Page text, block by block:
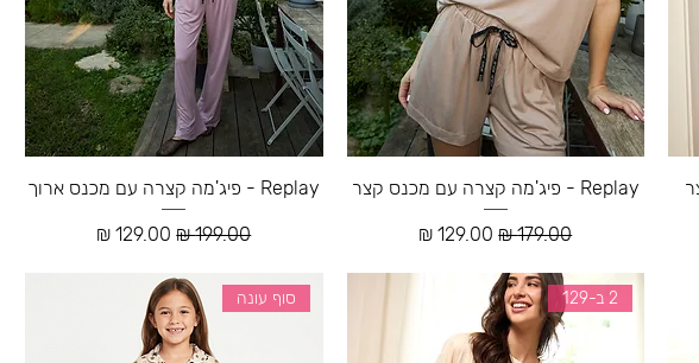
Replay - פיג'מה קצרה עם מכנס קצר
מחיר רגיל‏179.00 ‏₪ מחיר מבצע
Replay - פיג'מה קצרה עם מכנס ארוך
מחיר רגיל‏199.00 ‏₪ מחיר מבצע
2 ב-129 סוף עונה